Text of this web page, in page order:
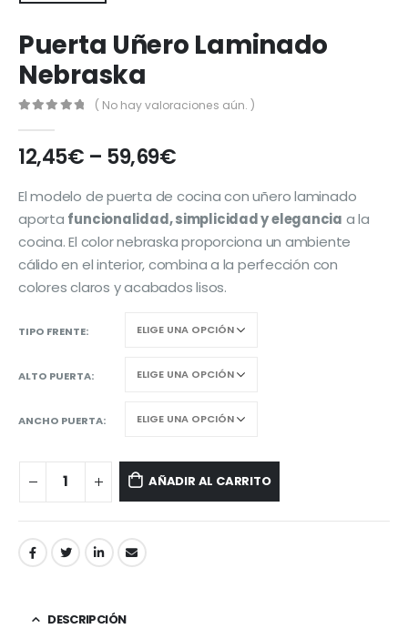
Puerta Uñero Laminado
Nebraska
( No hay valoraciones aún. )
12,45€ – 59,69€
El modelo de puerta de cocina con uñero laminado
aporta funcionalidad, simplicidad y elegancia a la
cocina. El color nebraska proporciona un ambiente
cálido en el interior, combina a la perfección con
colores claros y acabados lisos.
TIPO FRENTE
ALTO PUERTA
ANCHO PUERTA
AÑADIR AL CARRITO
DESCRIPCIÓN